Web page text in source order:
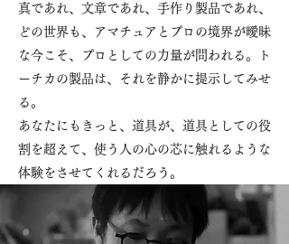
真であれ、文章であれ、手作り製品であれ、
どの世界も、アマチュアとプロの境界が曖昧
な今こそ、プロとしての力量が問われる。ト
ーチカの製品は、それを静かに提示してみせ
る。
あなたにもきっと、道具が、道具としての役
割を超えて、使う人の心の芯に触れるような
体験をさせてくれるだろう。